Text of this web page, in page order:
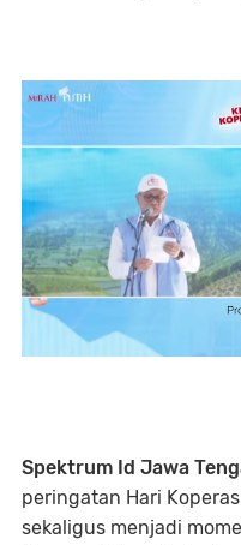
Spektrum Id Jawa
peringatan Hari
sekaligus menjadi